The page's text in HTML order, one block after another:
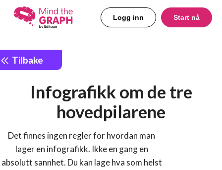
Logg inn Start nå
Tilbake
Infografikk om de tre
hovedpilarene
Det finnes ingen regler for hvordan man
lager en infografikk. Ikke en gang en
absolutt sannhet. Du kan lage hva som helst